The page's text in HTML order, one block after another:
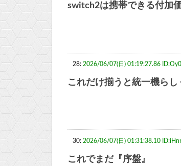
switch2は携帯できる付加
28: 2026/06/07(日) 01:19:27.86
これだけ揃うと統一機ら
30: 2026/06/07(日) 01:31:38.10
これでまだ『序盤』